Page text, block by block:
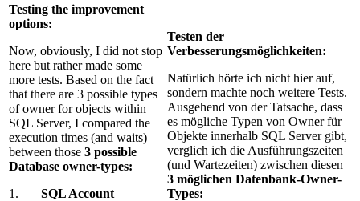
Testing the improvement
options:
Now, obviously, I did not stop
here but rather made some
more tests. Based on the fact
that there are 3 possible types
of owner for objects within
SQL Server, I compared the
execution times (and waits)
between those 3 possible
Database owner-types:
1. SQL Account
Testen der
Verbesserungsmöglichkeiten:
Natürlich hörte ich nicht hier auf,
sondern machte noch weitere Tests.
Ausgehend von der Tatsache, dass
es mögliche Typen von Owner für
Objekte innerhalb SQL Server gibt,
verglich ich die Ausführungszeiten
(und Wartezeiten) zwischen diesen
3 möglichen Datenbank-Owner-
Types: